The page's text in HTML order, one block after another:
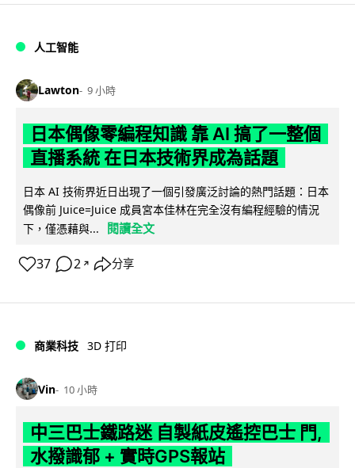
人工智能
Lawton 9 小時
日本偶像零編程知識 靠 AI 搞了一整個
直播系統 在日本技術界成為話題
日本 AI 技術界近日出現了一個引發廣泛討論的熱門話題：日本
偶像前 Juice=Juice 成員宮本佳林在完全沒有編程經驗的情況
下，僅憑藉與...
閱讀全文
37 2 ↗ 分享
商業科技 3D 打印
Vin 10 小時
中三巴士鐵路迷 自製紙皮遙控巴士 門,
水撥識郁 + 實時GPS報站